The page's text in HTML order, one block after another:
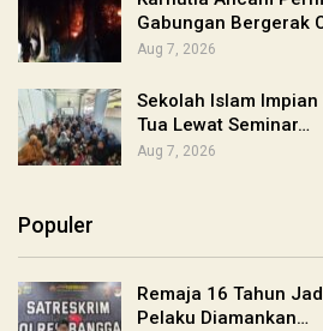
Gabungan Bergerak
Aug 7, 2026
Sekolah Islam
Tua Lewat Seminar…
Aug 7, 2026
Populer
Remaja 16 Tahun
Pelaku Diamankan…